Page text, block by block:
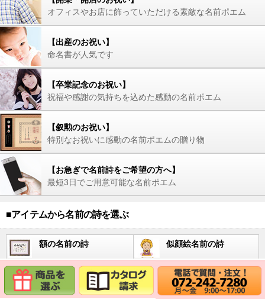
オフィスやお店に飾っていただける素敵な名前ポエム
【出産のお祝い】
命名書が人気です
【卒業記念のお祝い】
祝福や感謝の気持ちを込めた感動の名前ポエム
【叙勲のお祝い】
特別なお祝いに感動の名前ポエムの贈り物
【お急ぎで名前詩をご希望の方へ】
最短3日でご用意可能な名前ポエム
■アイテムから名前の詩を選ぶ
額の名前の詩 似顔絵名前の詩
時計の名前の詩 フラワー名前の詩